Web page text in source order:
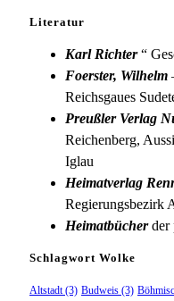
Literatur
Karl Richter“
Foerster, Wilhelm
Reichsgaues
Preußler Verlag
Reichenberg,
Iglau
Heimatverlag
Regierungsbezirk
Heimatbücherder
Schlagwort Wolke
Altstadt(3) Budweis (3)